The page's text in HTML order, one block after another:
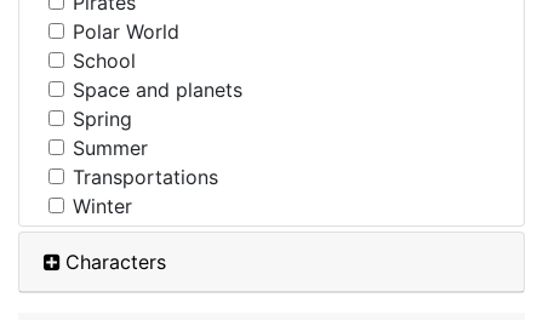
Polar World
School
Space and planets
Spring
Summer
Transportations
Winter
Characters